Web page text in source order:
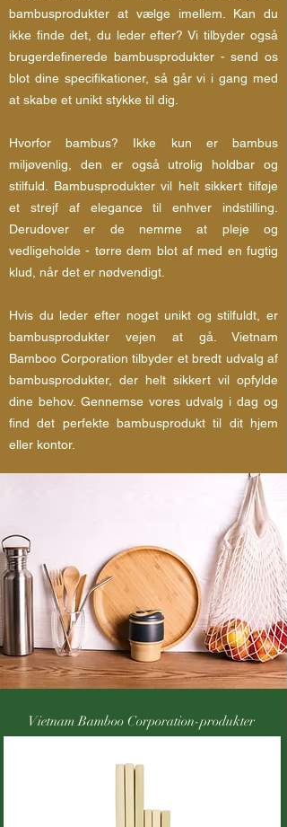
bambusprodukter at vælge imellem. Kan du
ikke finde det, du leder efter? Vi tilbyder også
brugerdefinerede bambusprodukter - send os
blot dine specifikationer, så går vi i gang med
at skabe et unikt stykke til dig.
Hvorfor bambus? Ikke kun er bambus
miljøvenlig, den er også utrolig holdbar og
stilfuld. Bambusprodukter vil helt sikkert tilføje
et strejf af elegance til enhver indstilling.
Derudover er de nemme at pleje og
vedligeholde - tørre dem blot af med en fugtig
klud, når det er nødvendigt.
Hvis du leder efter noget unikt og stilfuldt, er
bambusprodukter vejen at gå. Vietnam
Bamboo Corporation tilbyder et bredt udvalg af
bambusprodukter, der helt sikkert vil opfylde
dine behov. Gennemse vores udvalg i dag og
find det perfekte bambusprodukt til dit hjem
eller kontor.
Vietnam Bamboo Corporation-produkter